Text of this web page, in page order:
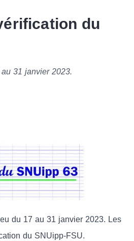
du
31 janvier 2023.
du 17 au 31 janvier 2023. Les
du SNUipp-FSU.